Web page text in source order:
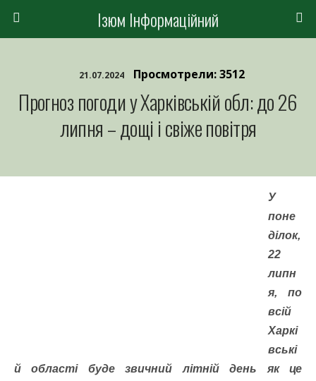
Ізюм Інформаційний
21.07.2024 Просмотрели: 3512
Прогноз погоди у Харківській обл: до 26
липня – дощі і свіже повітря
У
поне
ділок,
22
липн
я, по
всій
Харкі
вські
й області буде звичний літній день як це